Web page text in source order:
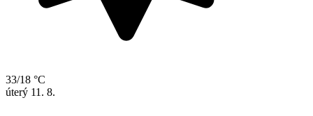
33/18 °C
úterý 11. 8.